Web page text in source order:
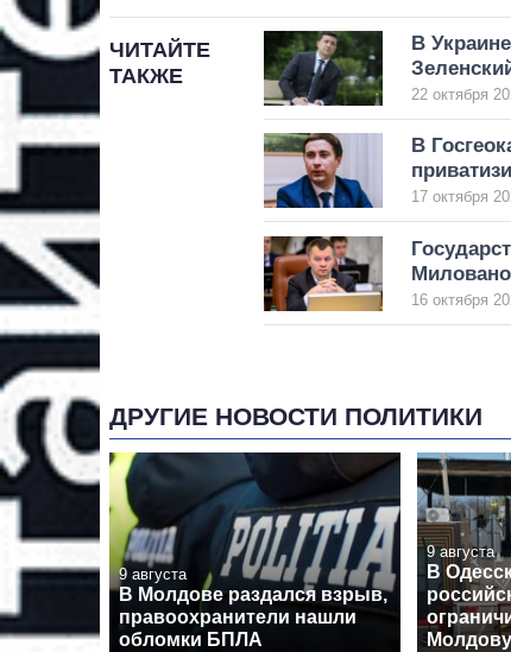
ЧИТАЙТЕ
ТАКЖЕ
В
22 октября
В
17 октября
16 октября
ДРУГИЕ НОВОСТИ ПОЛИТИКИ
9 августа
В Молдове раздался взрыв,
правоохранители нашли
обломки БПЛА
9 августа
В
Молдову